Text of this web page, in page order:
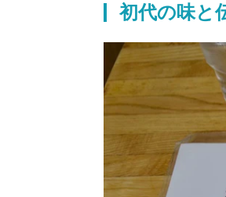
初代の味と